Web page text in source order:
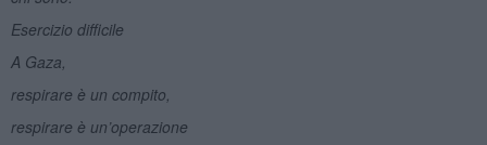
Esercizio difficile
A Gaza,
respirare è un compito,
respirare è un’operazione